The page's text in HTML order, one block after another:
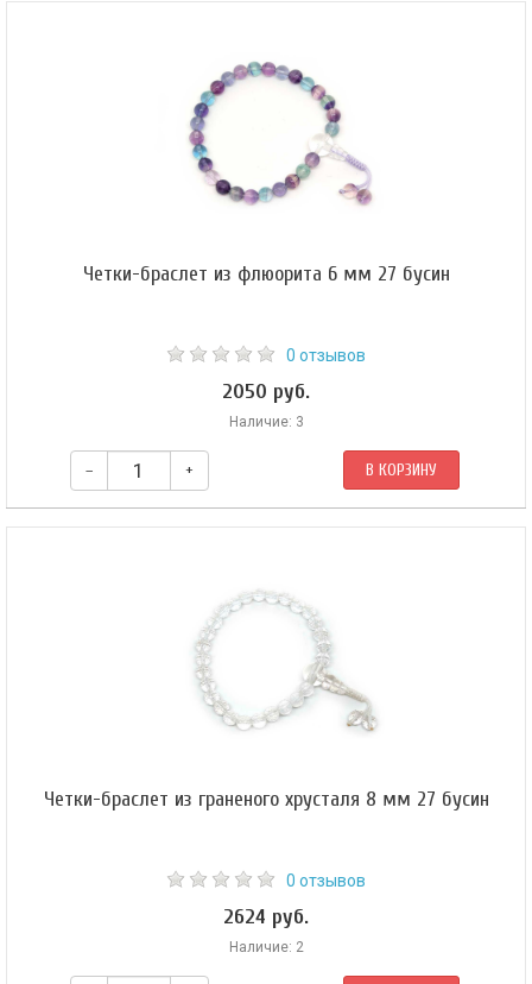
Четки-браслет из флюорита 6 мм 27 бусин
0 отзывов
2050 руб.
Наличие: 3
– + В КОРЗИНУ
Четки-браслет из граненого хрусталя 8 мм 27 бусин
0 отзывов
2624 руб.
Наличие: 2